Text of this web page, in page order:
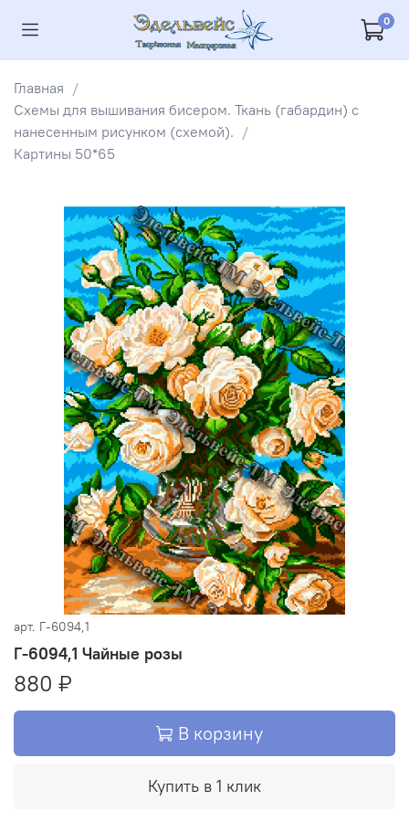
0
Главная
Схемы для вышивания бисером. Ткань (габардин) с
нанесенным рисунком (схемой).
Картины 50*65
арт. Г-6094,1
Г-6094,1 Чайные розы
880 ₽
В корзину
Купить в 1 клик